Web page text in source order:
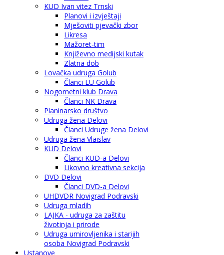
KUD Ivan vitez Trnski
Planovi i izvještaji
Mješoviti pjevački zbor
Likresa
Mažoret-tim
Književno medijski kutak
Zlatna dob
Lovačka udruga Golub
Članci LU Golub
Nogometni klub Drava
Članci NK Drava
Planinarsko društvo
Udruga žena Delovi
Članci Udruge žena Delovi
Udruga žena Vlaislav
KUD Delovi
Članci KUD-a Delovi
Likovno kreativna sekcija
DVD Delovi
Članci DVD-a Delovi
UHDVDR Novigrad Podravski
Udruga mladih
LAJKA - udruga za zaštitu
životinja i prirode
Udruga umirovljenika i starijih
osoba Novigrad Podravski
Ustanove